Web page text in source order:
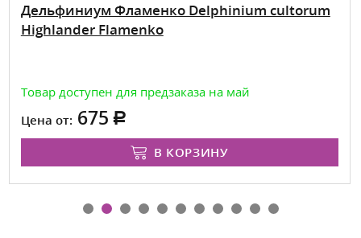
Дельфиниум Фламенко Delphinium cultorum
Highlander Flamenko
Товар доступен для предзаказа на май
Цена от: 675
В КОРЗИНУ